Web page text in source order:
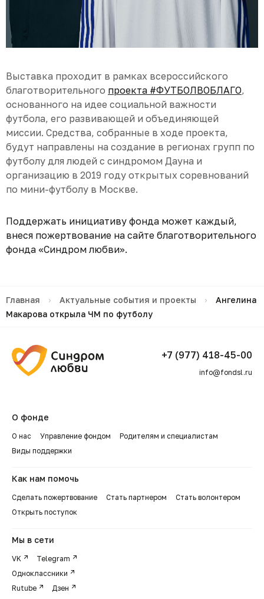
Выставка проходит в рамках всероссийского
благотворительного проекта #ФУТБОЛВОБЛАГО,
основанного на идее социальной важности
футбола, его развивающей и объединяющей
миссии. Средства, собранные в ходе проекта,
будут направлены на создание в регионах групп по
футболу для людей с синдромом Дауна и
организацию в 2019 году открытых соревнований
по мини-футболу в Москве.
Поддержать инициативу фонда может каждый,
внеся пожертвование на сайте благотворительного
фонда «Синдром любви».
Главная › Актуальные события и проекты ›
Ангелина
Макарова открыла ЧМ по футболу
+7 (977) 418-45-00
info@fondsl.ru
О фонде
О нас Управление фондом
Родителям и специалистам
Виды поддержки
Как нам помочь
Сделать пожертвование Стать партнером
Стать волонтером
Открыть поступок
Мы в сети
VK
Telegram
Одноклассники
Rutube
Дзен